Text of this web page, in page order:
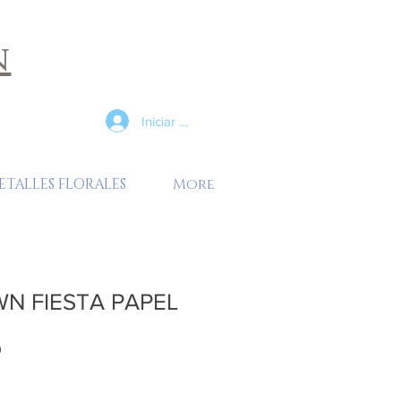
Iniciar sesión
FIESTA PAPEL
FLORALES More